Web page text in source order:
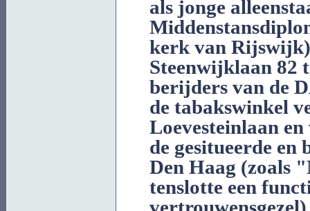
als jonge
kerk van
Steenwijklaan 82
berijders van de
de tabakswinkel
Loevesteinlaan
de gesitueerde
Den Haag (zoals
tenslotte een